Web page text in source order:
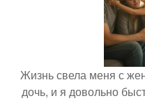
Жизнь свела меня с
дочь, и я довольно